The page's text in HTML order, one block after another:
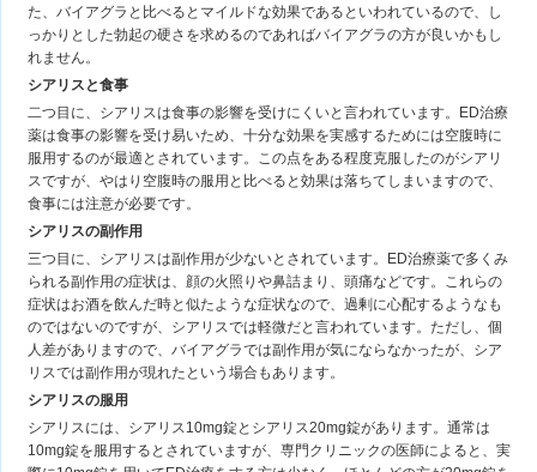
た、バイアグラと比べるとマイルドな効果であるといわれているので、し
っかりとした勃起の硬さを求めるのであればバイアグラの方が良いかもし
れません。
シアリスと食事
二つ目に、シアリスは食事の影響を受けにくいと言われています。ED治療
薬は食事の影響を受け易いため、十分な効果を実感するためには空腹時に
服用するのが最適とされています。この点をある程度克服したのがシアリ
スですが、やはり空腹時の服用と比べると効果は落ちてしまいますので、
食事には注意が必要です。
シアリスの副作用
三つ目に、シアリスは副作用が少ないとされています。ED治療薬で多くみ
られる副作用の症状は、顔の火照りや鼻詰まり、頭痛などです。これらの
症状はお酒を飲んだ時と似たような症状なので、過剰に心配するようなも
のではないのですが、シアリスでは軽微だと言われています。ただし、個
人差がありますので、バイアグラでは副作用が気にならなかったが、シア
リスでは副作用が現れたという場合もあります。
シアリスの服用
シアリスには、シアリス10mg錠とシアリス20mg錠があります。通常は
10mg錠を服用するとされていますが、専門クリニックの医師によると、実